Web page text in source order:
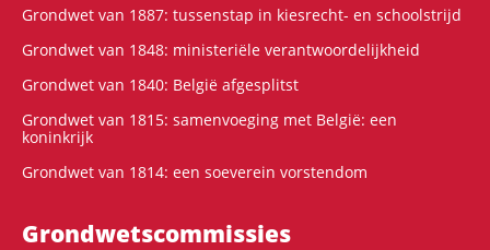
Grondwet van 1887: tussenstap in kiesrecht- en schoolstrijd
Grondwet van 1848: ministeriële verantwoordelijkheid
Grondwet van 1840: België afgesplitst
Grondwet van 1815: samenvoeging met België: een
koninkrijk
Grondwet van 1814: een soeverein vorstendom
Grondwets­commissies